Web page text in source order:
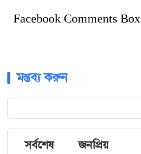
Facebook Comments Box
মন্তব্য করুন
সর্বশেষ জনপ্রিয়